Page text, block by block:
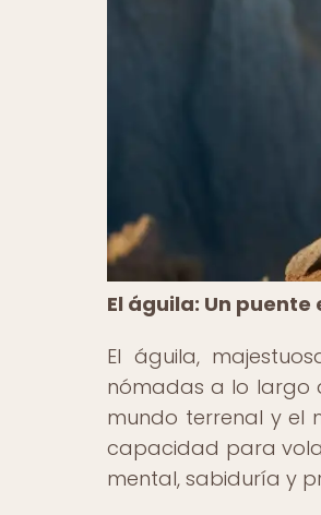
El águila: Un
El águila,
nómadas a lo largo
mundo terrenal y el
capacidad para
mental, sabiduría y